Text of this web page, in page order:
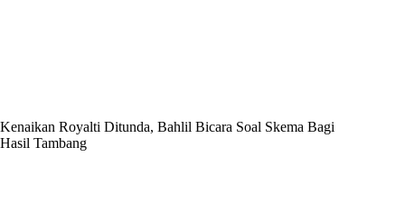
Kenaikan Royalti Ditunda, Bahlil Bicara Soal Skema Bagi
Hasil Tambang